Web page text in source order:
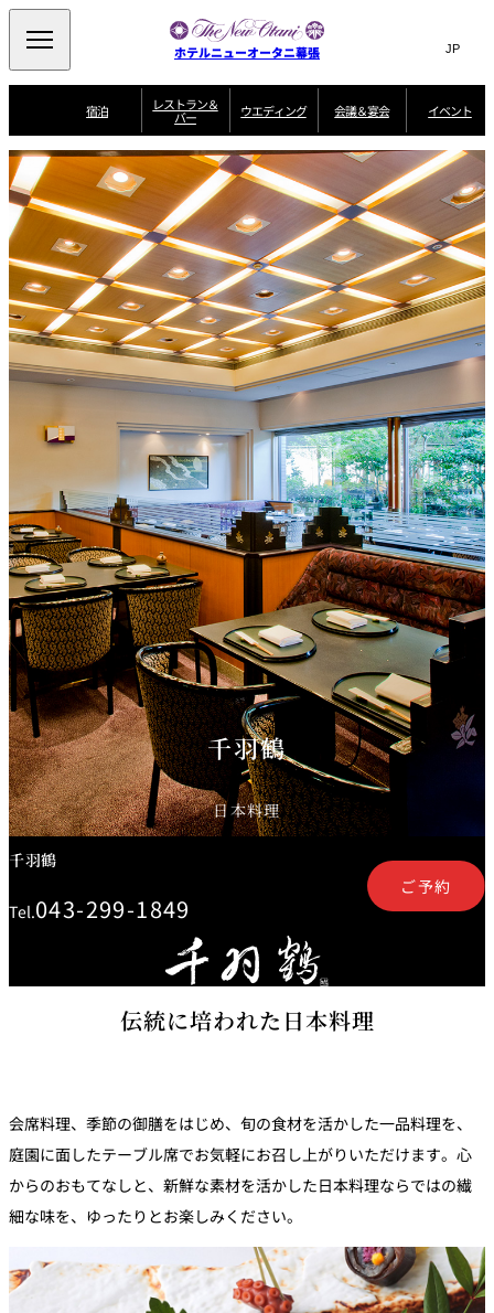
ホテルニューオータニ幕張 Search
サ
ト
内
検
索
窓
を
開
閉
言
切
替
え
メ
ニ
ュ
ー
開
閉
JP(日本語)
EN
Select Language ▼
宿泊
客
一
覧
宿
泊
プ
ラ
ン
一
覧
ニューオータニク
ラブ会員限定
スイートご宿泊特
誕生日や記念日の
お祝いに
～アニバーサリー
～
朝食
～BREAKFAST～
ルームサービス
～ROOM SERVICE
～
レストラン＆
バー
レス
トラ
ン＆
バー
ビュッフェ
SATSUKI ザ・ラウンジ
オールデイダイニング
SATSUKI
季処（日本料理）
千羽鶴 山茶花 一心
大観苑
鉄板焼
欅 Sky Salon 欅
スイーツ
パティスリー
SATSUKI
ラウンジ・バー
ザ・ラウンジ
ベイコートカ
フェ
ガーデンレストラン
ルームサービス
パーティースペース
個室のご案内
レストランギ
フト券
レストラン夏
2026
七五三プラン
2026
ーティープラ
レストラン個
室お祝いプラ
ン
ュフェア
～ポメリー ブ
リュット・ロ
ワイヤル～
自宅で味わう
ホテルのテイ
クアウトメニ
ュー
ウエディング
ウ
デ
ィ
ン
グ
トップページ コンセプト
ウエディングスタ
挙式 披露宴 料理・ケーキ
ウエディングスト
ーリー 独立型邸宅 資料請求
よくあるご質問
ホテルへのアクセ
ス
会議＆宴会
会
議
＆
宴
会
選ばれる理由
宴
一
覧
プ
ン
一
記念日・お祝いで
のご利用に
【宴会用】 テイク
アウトメニュー
特
典
と
プ
ョ
イベント
千羽鶴
日本料理
千羽鶴
Tel.043-299-1849
ご予約
伝統に培われた日本料理
会席料理、季節の御膳をはじめ、旬の食材を活かした一品料理を、
庭園に面したテーブル席でお気軽にお召し上がりいただけます。心
からのおもてなしと、新鮮な素材を活かした日本料理ならではの繊
細な味を、ゆったりとお楽しみください。